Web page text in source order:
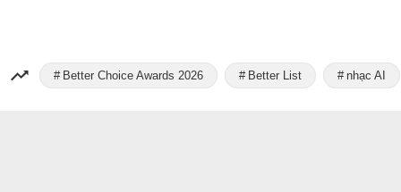
Better Choice Awards 2026 Better List nhạc AI